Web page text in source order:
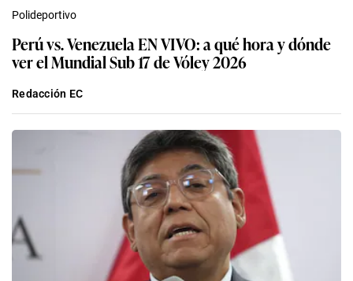
Polideportivo
Perú vs. Venezuela EN VIVO: a qué hora y dónde
ver el Mundial Sub 17 de Vóley 2026
Redacción EC